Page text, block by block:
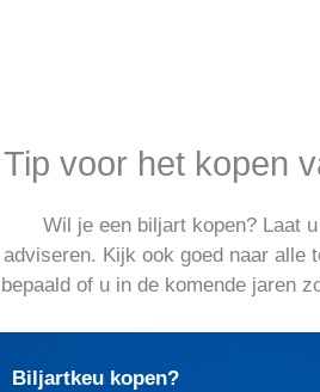
Tip voor het kopen
Wil je een biljart kopen? Laat u
adviseren. Kijk ook goed naar alle
bepaald of u in de komende jaren
Biljartkeu kopen?